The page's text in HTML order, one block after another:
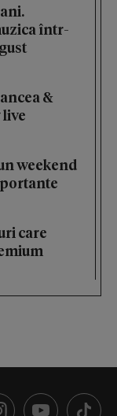
într-
&
weekend
care